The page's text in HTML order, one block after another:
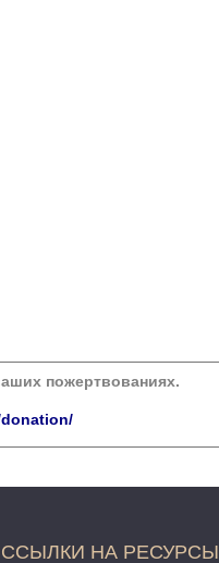
пожертвованиях.
ССЫЛКИ НА РЕСУРСЫ